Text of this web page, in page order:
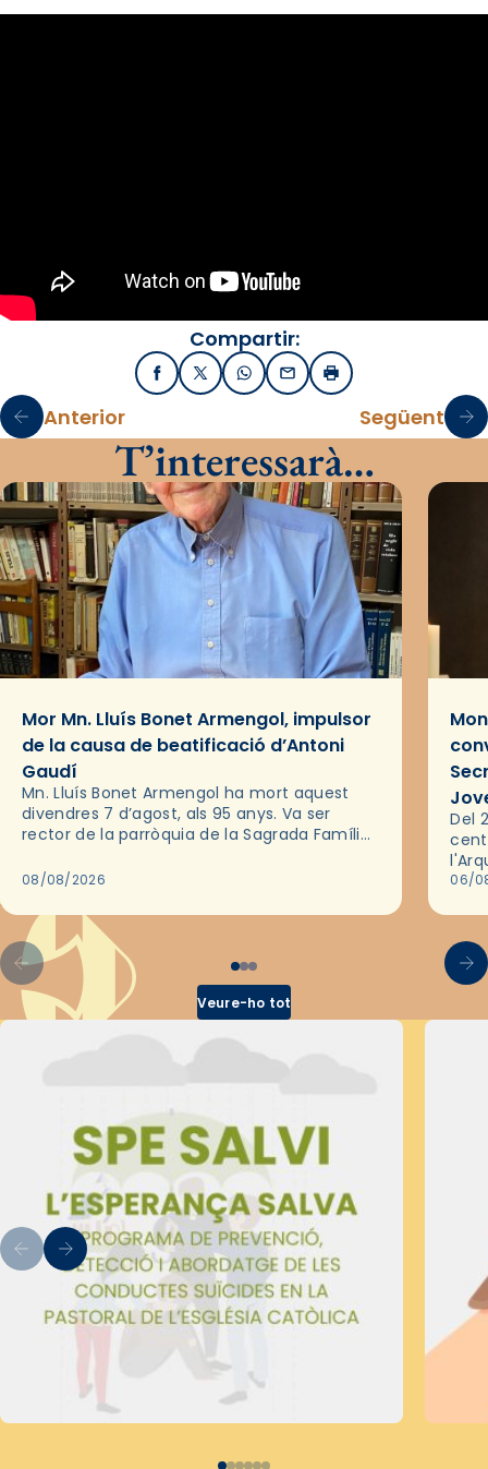
Compartir:
FacebookX / TwitterWhatsApp
EmailImprimir
Anterior Següent
T’interessarà…
Mor Mn. Lluís Bonet Armengol, impulsor
de la causa de beatificació d’Antoni
Gaudí
Mn. Lluís Bonet Armengol ha mort aquest
divendres 7 d’agost, als 95 anys. Va ser
rector de la parròquia de la Sagrada Família
2018,…
08/08/2026
Del
les
06/
Veure-ho tot